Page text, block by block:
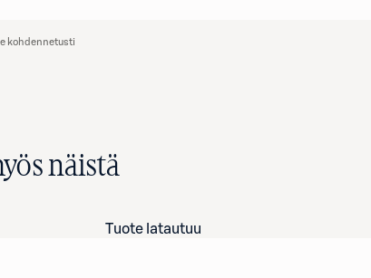
kohdennetusti
näistä
Tuote latautuu